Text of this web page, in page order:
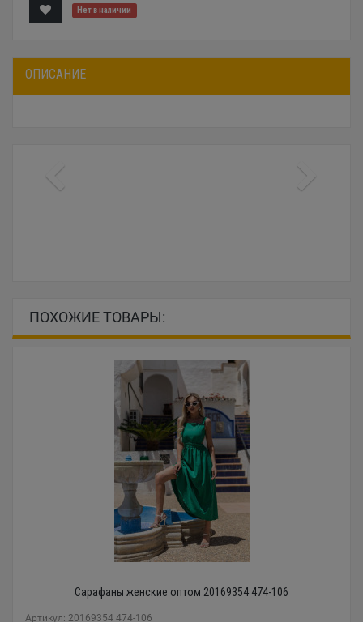
Нет в наличии
ОПИСАНИЕ
ПОХОЖИЕ ТОВАРЫ:
Сарафаны женские оптом 20169354 474-106
Артикул: 20169354 474-106